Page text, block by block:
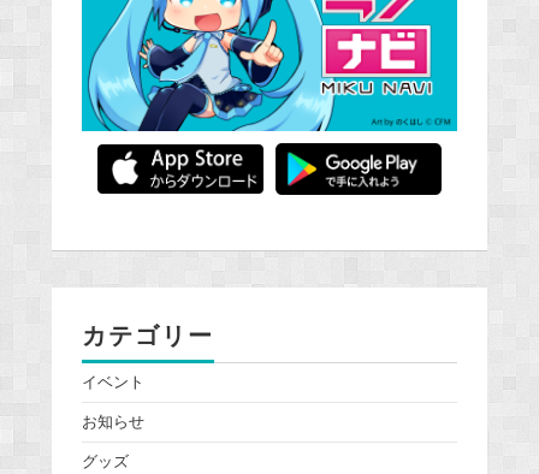
カテゴリー
イベント
お知らせ
グッズ